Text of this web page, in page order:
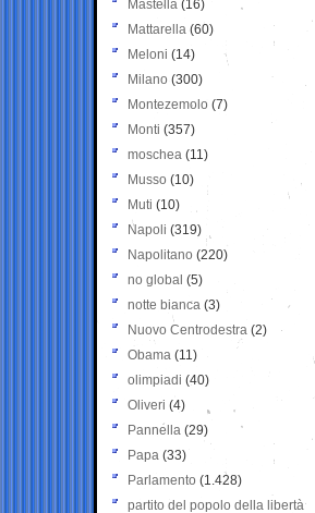
Mastella (16)
Mattarella (60)
Meloni (14)
Milano (300)
Montezemolo (7)
Monti (357)
moschea (11)
Musso (10)
Muti (10)
Napoli (319)
Napolitano (220)
no global (5)
notte bianca (3)
Nuovo Centrodestra (2)
Obama (11)
olimpiadi (40)
Oliveri (4)
Pannella (29)
Papa (33)
Parlamento (1.428)
partito del popolo della libertà